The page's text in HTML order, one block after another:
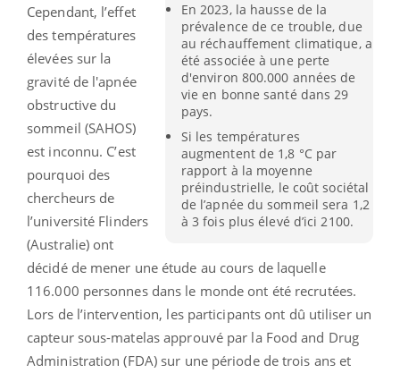
En 2023, la hausse de la
prévalence de ce trouble, due
au réchauffement climatique, a
été associée à une perte
d'environ 800.000 années de
vie en bonne santé dans 29
pays.
Si les températures
augmentent de 1,8 °C par
rapport à la moyenne
préindustrielle, le coût sociétal
de l’apnée du sommeil sera 1,2
à 3 fois plus élevé d’ici 2100.
Cependant, l’effet
des températures
élevées sur la
gravité de l'apnée
obstructive du
sommeil (SAHOS)
est inconnu. C’est
pourquoi des
chercheurs de
l’université Flinders
(Australie) ont
décidé de mener une étude au cours de laquelle
116.000 personnes dans le monde ont été recrutées.
Lors de l’intervention, les participants ont dû utiliser un
capteur sous-matelas approuvé par la Food and Drug
Administration (FDA) sur une période de trois ans et